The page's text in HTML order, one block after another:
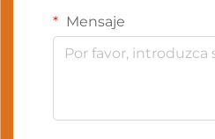
Mensaje